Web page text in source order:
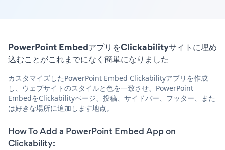
PowerPoint EmbedアプリをClickabilityサイトに埋め
込むことがこれまでになく簡単になりました
カスタマイズしたPowerPoint Embed Clickabilityアプリを作成
し、ウェブサイトのスタイルと色を一致させ、PowerPoint
EmbedをClickabilityページ、投稿、サイドバー、フッター、また
は好きな場所に追加します地点。
How To Add a PowerPoint Embed App on
Clickability: